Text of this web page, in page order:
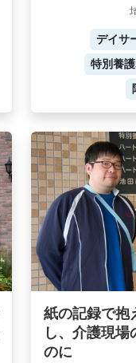
デイサ
特別養
紙の記録で抱
し、介護現場
のに